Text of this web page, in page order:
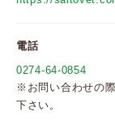
電話
0274-64-0854
※お問い合わせの
下さい。